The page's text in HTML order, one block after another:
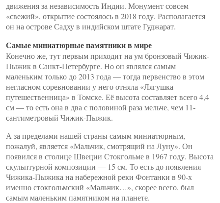
движения за независимость Индии. Монумент совсем
«свежий», открытие состоялось в 2018 году. Располагается
он на острове Садху в индийском штате Гуджарат.
Самые миниатюрные памятники в мире
Конечно же, тут первым приходит на ум бронзовый Чижик-
Пыжик в Санкт-Петербурге. Но он являлся самым
маленьким только до 2013 года — тогда первенство в этом
негласном соревновании у него отняла «Лягушка-
путешественница» в Томске. Её высота составляет всего 4,4
см — то есть она в два с половиной раза мельче, чем 11-
сантиметровый Чижик-Пыжик.
А за пределами нашей страны самым миниатюрным,
пожалуй, является «Мальчик, смотрящий на Луну». Он
появился в столице Швеции Стокгольме в 1967 году. Высота
скульптурной композиции — 15 см. То есть до появления
Чижика-Пыжика на набережной реки Фонтанки в 90-х
именно стокгольмский «Мальчик…», скорее всего, был
самым маленьким памятником на планете.